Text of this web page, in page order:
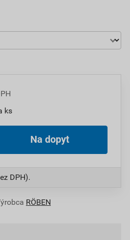
ks
Na dopyt
DPH).
RÖBEN